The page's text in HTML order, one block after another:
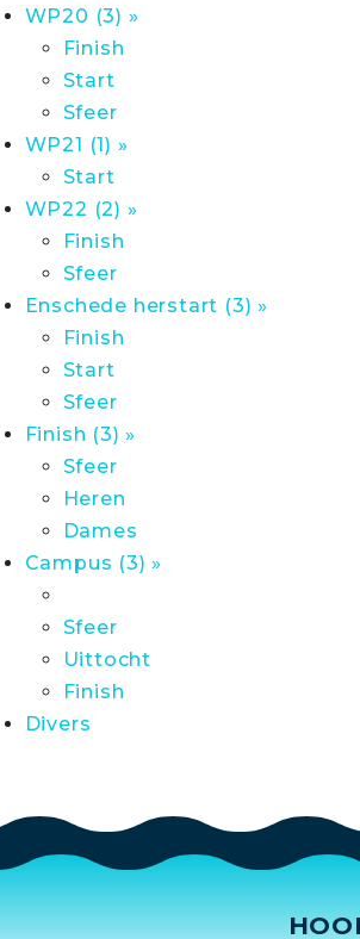
WP20 (3) »
Finish
Start
Sfeer
WP21 (1) »
Start
WP22 (2) »
Finish
Sfeer
Enschede herstart (3) »
Finish
Start
Sfeer
Finish (3) »
Sfeer
Heren
Dames
Campus (3) »
Sfeer
Uittocht
Finish
Divers